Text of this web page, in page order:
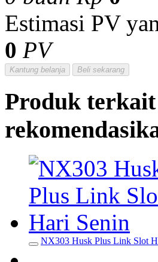
Produk
langsung
dengan
diproses
Seluruh
ditukar/
Jumlah Harga